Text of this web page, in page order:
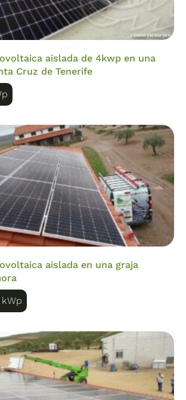
aislada de 4kwp en una
Cruz de Tenerife
aislada en una graja
kWp